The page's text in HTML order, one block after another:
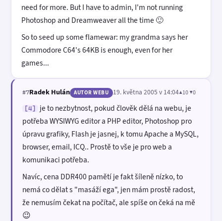
need for more. But I have to admin, I'm not running
Photoshop and Dreamweaver all the time 🙂
So to seed up some flamewar: my grandma says her
Commodore C64's 64KB is enough, even for her
games...
#7Radek Hulán AUTOR WEBU 19. května 2005 v 14:04▲10 ▼0
[4]
je to nezbytnost, pokud člověk dělá na webu, je
potřeba WYSIWYG editor a PHP editor, Photoshop pro
úpravu grafiky, Flash je jasnej, k tomu Apache a MySQL,
browser, email, ICQ.. Prostě to vše je pro web a
komunikaci potřeba.
Navíc, cena DDR400 pamětí je fakt šíleně nízko, to
nemá co dělat s "masáží ega", jen mám prostě radost,
že nemusím čekat na počítač, ale spíše on čeká na mě
😉